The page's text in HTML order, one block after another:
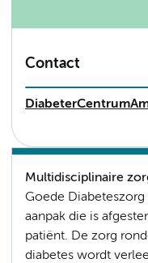
Contact
Multidisciplinaire
Goede
aanpak die is
patiënt. De zorg
diabetes wordt